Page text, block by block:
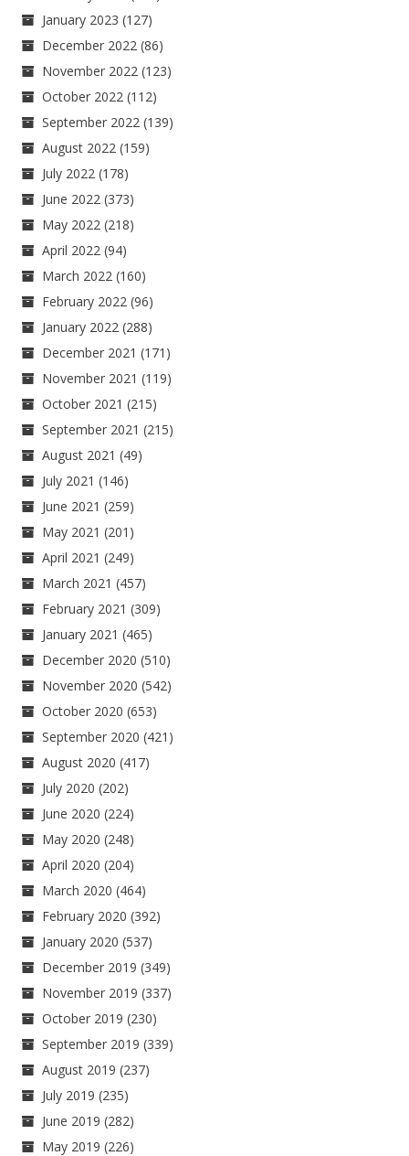
January 2023 (127)
December 2022 (86)
November 2022 (123)
October 2022 (112)
September 2022 (139)
August 2022 (159)
July 2022 (178)
June 2022 (373)
May 2022 (218)
April 2022 (94)
March 2022 (160)
February 2022 (96)
January 2022 (288)
December 2021 (171)
November 2021 (119)
October 2021 (215)
September 2021 (215)
August 2021 (49)
July 2021 (146)
June 2021 (259)
May 2021 (201)
April 2021 (249)
March 2021 (457)
February 2021 (309)
January 2021 (465)
December 2020 (510)
November 2020 (542)
October 2020 (653)
September 2020 (421)
August 2020 (417)
July 2020 (202)
June 2020 (224)
May 2020 (248)
April 2020 (204)
March 2020 (464)
February 2020 (392)
January 2020 (537)
December 2019 (349)
November 2019 (337)
October 2019 (230)
September 2019 (339)
August 2019 (237)
July 2019 (235)
June 2019 (282)
May 2019 (226)